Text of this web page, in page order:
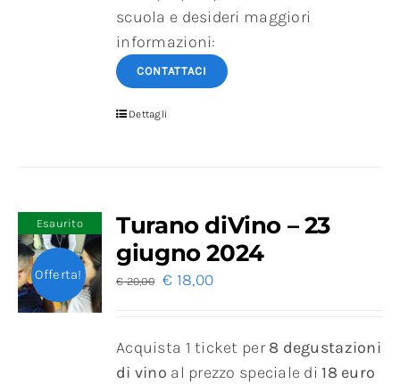
scuola e desideri maggiori
informazioni:
CONTATTACI
Dettagli
Esaurito
Offerta!
Turano diVino – 23
giugno 2024
€20,00 € 18,00
Acquista 1 ticket per8 degustazioni
di vino al prezzo speciale di18 euro